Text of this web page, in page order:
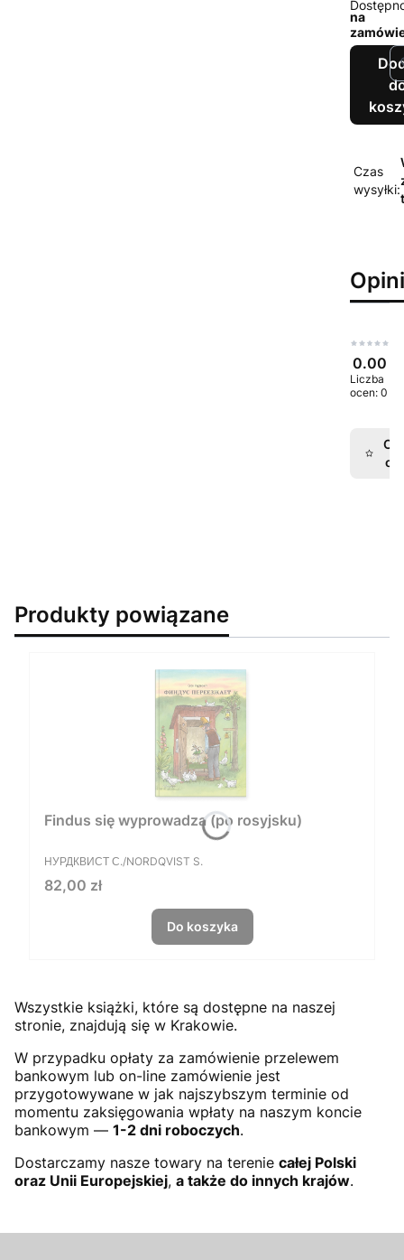
na
Czas
wysyłki:
0.00
Liczba
ocen: 0
Produkty powiązane
Findus się wyprowadza (po rosyjsku)
PRODUCENT
НУРДКВИСТ С./NORDQVIST S.
Cena
82,00 zł
Do koszyka
Wszystkie książki, które są dostępne na naszej
stronie, znajdują się w Krakowie.
W przypadku opłaty za zamówienie przelewem
bankowym lub on-line zamówienie jest
przygotowywane w jak najszybszym terminie od
momentu zaksięgowania wpłaty na naszym koncie
bankowym — 1-2 dni roboczych.
Dostarczamy nasze towary na terenie całej Polski
oraz Unii Europejskiej, a także do innych krajów.